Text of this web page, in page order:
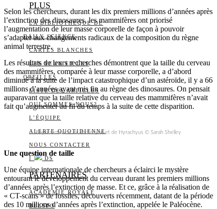
PLUS
LA BIBLIOTHÈQUE DE
DAILY SCIENCE
CARTES BLANCHES
LES YEUX ET LES
OREILLES
LISTE DES ARTICLES
QUI SOMMES-NOUS?
L’ÉQUIPE
ALERTE QUOTIDIENNE
NOUS CONTACTER
I DS
PARTENAIRES
ACADÉMIE ROYALE
BELSPO
Selon les chercheurs, durant les dix premiers millions d’années après
l’extinction des dinosaures, les mammifères ont priorisé
l’augmentation de leur masse corporelle de façon à pouvoir
s’adapter aux changements radicaux de la composition du règne
animal terrestre.
Les résultats de leurs recherches démontrent que la taille du cerveau
des mammifères, comparée à leur masse corporelle, a d’abord
diminué à la suite de l’impact catastrophique d’un astéroïde, il y a 66
millions d’années ayant mis fin au règne des dinosaures. On pensait
auparavant que la taille relative du cerveau des mammifères n’avait
fait qu’augmenter au fil du temps à la suite de cette disparition.
Représentation de Arctocyon et de Hyrachyus © Sarah Shelley
Une question de taille
Une équipe internationale de chercheurs a éclairci le mystère
entourant le développement du cerveau durant les premiers millions
d’années après l’extinction de masse. Et ce, grâce à la réalisation de
« CT-scans » de fossiles, découverts récemment, datant de la période
des 10 millions d’années après l’extinction, appelée le Paléocène.